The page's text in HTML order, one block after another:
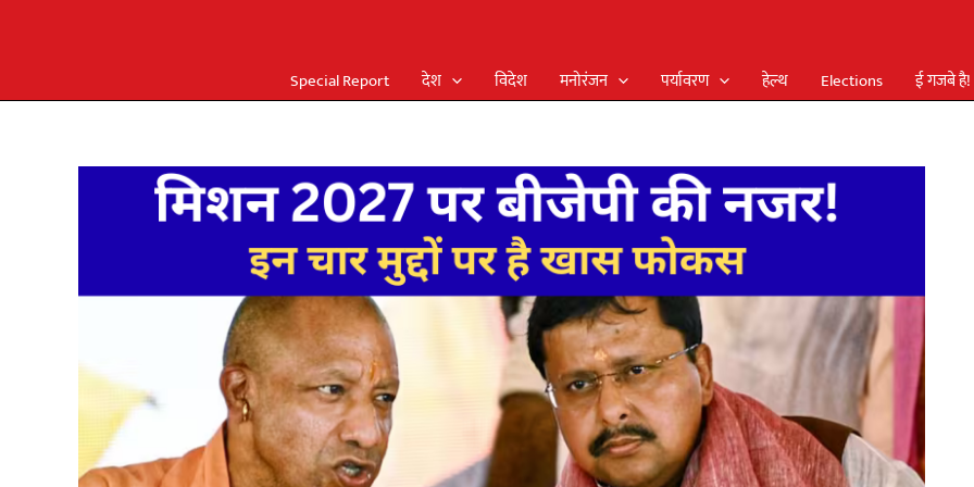
Special Report देश विदेश मनोरंजन पर्यावरण हेल्थ Elections ई गजबे है!